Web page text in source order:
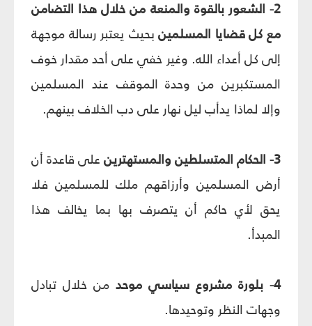
2- الشعور بالقوة والمنعة من خلال هذا التضامن
مع كل قضايا المسلمينبحيث يعتبر رسالة موجهة
إلى كل أعداء الله. وغير خفي على أحد مقدار خوف
المستكبرين من وحدة الموقف عند المسلمين
وإلا لماذا يدأب ليل نهار على دب الخلاف بينهم.
3- الحكام المتسلطين والمستهترين
على قاعدة أن
أرض المسلمين وأرزاقهم ملك للمسلمين فلا
يحق لأي حاكم أن يتصرف بها بما يخالف هذا
المبدأ.
4- بلورة مشروع سياسي موحد
من خلال تبادل
وجهات النظر وتوحيدها.